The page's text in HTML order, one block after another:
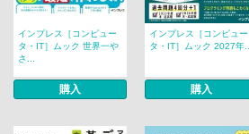
インプレス［コンピュー
タ・IT］ムック 世界一や
さ...
購入
インプレス［コンピュー
タ・IT］ムック 2027年...
購入